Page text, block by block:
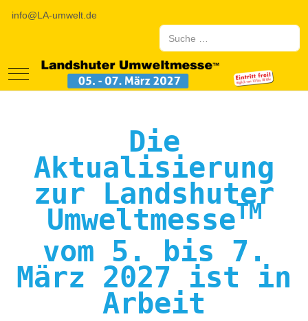
info@LA-umwelt.de
Suchen
Mobile Menu Toggle
Die
Aktualisierung
zur Landshuter
UmweltmesseTM
vom 5. bis 7.
März 2027 ist in
Arbeit